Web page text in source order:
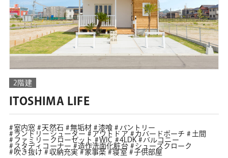
2階建
ITOSHIMA LIFE
室内窓 天然石 無垢材 漆喰
パントリー
ランドリーシューター
アウトドア カバードポーチ
土間
ファミリークローゼット
WIC 4LDK
バルコニー
スタディコーナー
造作洗面化粧台
シューズクローク
吹き抜け
収納充実 家事楽 寝室 子供部屋